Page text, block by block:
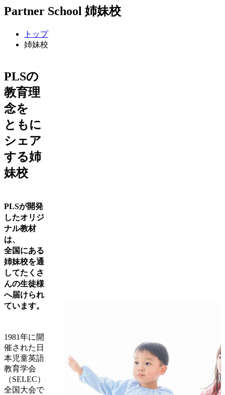
Partner School 姉妹校
トップ
姉妹校
PLSの
教育理
念を
ともに
シェア
する姉
妹校
PLSが開発
したオリジ
ナル教材
は、
全国にある
姉妹校を通
してたくさ
んの生徒様
へ届けられ
ています。
1981年に開
催された日
本児童英語
教育学会
（SELEC）
全国大会で